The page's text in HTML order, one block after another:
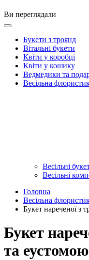
Ви переглядали
Букети з троянд
Вітальні букети
Квіти у коробці
Квіти у кошику
Ведмедики та
Весільна
Весільні
Весільні
Головна
Весільна
Букет нареченої з
Букет
та еустомою